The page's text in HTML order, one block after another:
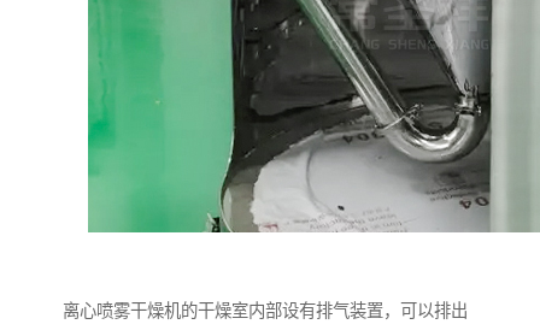
离心喷雾干燥机的干燥室内部设有排气装置，可以排出